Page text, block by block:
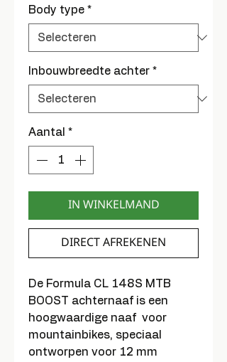
Body type *
Inbouwbreedte achter *
Aantal *
IN WINKELMAND
DIRECT AFREKENEN
De Formula CL 148S MTB
BOOST achternaaf is een
hoogwaardige naaf voor
mountainbikes, speciaal
ontworpen voor 12 mm